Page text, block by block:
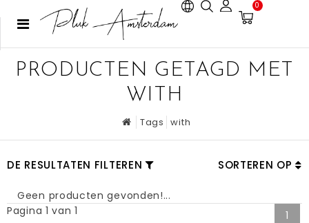
0
PRODUCTEN GETAGD MET
WITH
Tags with
DE RESULTATEN FILTEREN SORTEREN OP
Geen producten gevonden!...
Pagina 1 van 1
1